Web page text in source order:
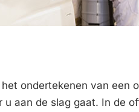
ondertekenen van een
aan de slag gaat. In de